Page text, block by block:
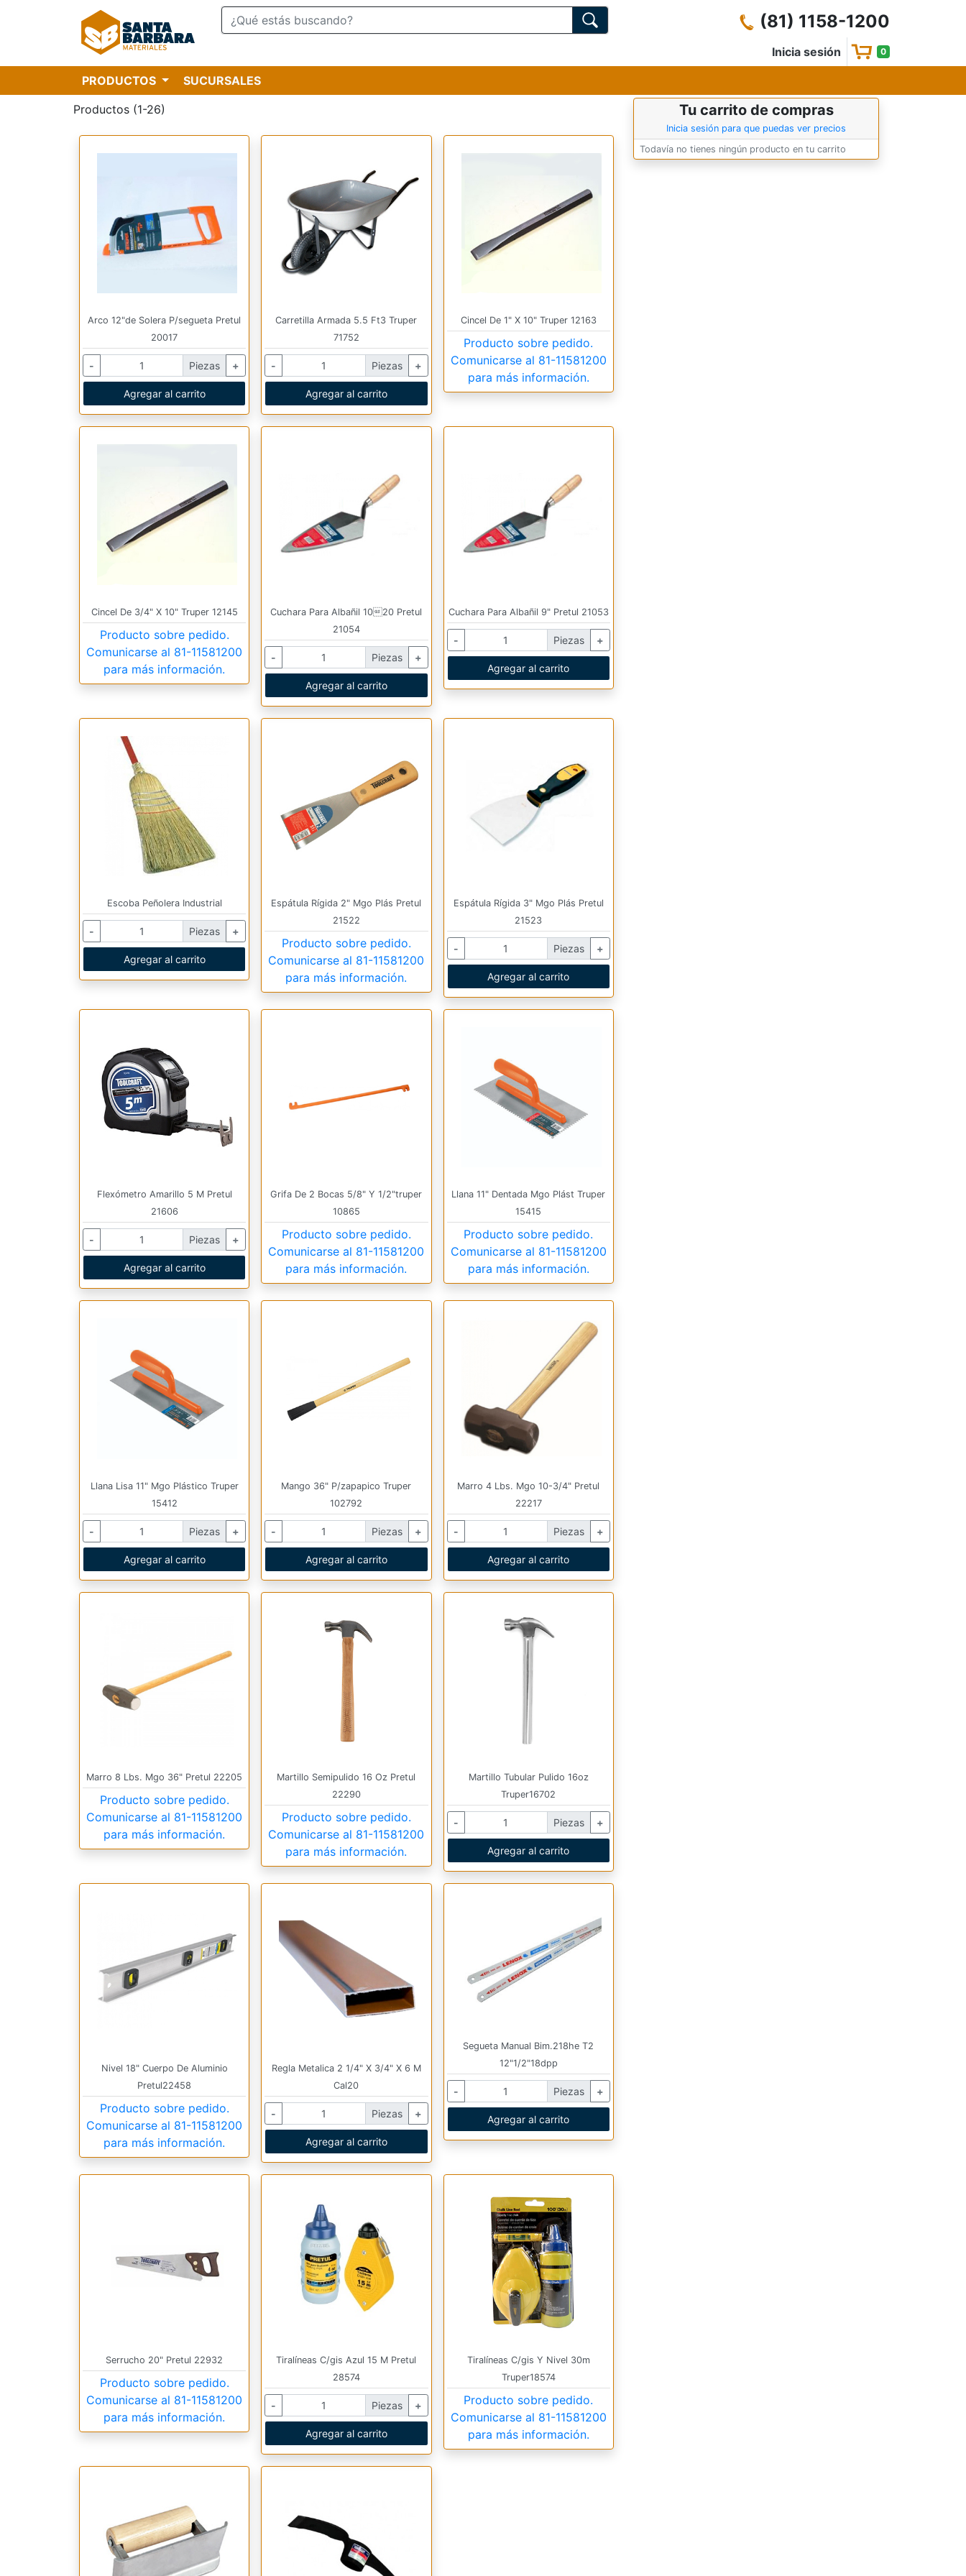
(81) 1158-1200
Inicia sesión 0
PRODUCTOS
SUCURSALES
Productos (1-26)
Arco 12"de Solera P/segueta Pretul
20017
- Piezas +
Agregar al carrito
Carretilla Armada 5.5 Ft3 Truper
71752
- Piezas +
Agregar al carrito
Cincel De 1" X 10" Truper 12163
Producto sobre pedido.
Comunicarse al 81-11581200
para más información.
Cincel De 3/4" X 10" Truper 12145
Producto sobre pedido.
Comunicarse al 81-11581200
para más información.
Cuchara Para Albañil 1020 Pretul
21054
- Piezas +
Agregar al carrito
Cuchara Para Albañil 9" Pretul 21053
- Piezas +
Agregar al carrito
Escoba Peñolera Industrial
- Piezas +
Agregar al carrito
Espátula Rígida 2" Mgo Plás Pretul
21522
Producto sobre pedido.
Comunicarse al 81-11581200
para más información.
Espátula Rígida 3" Mgo Plás Pretul
21523
- Piezas +
Agregar al carrito
Flexómetro Amarillo 5 M Pretul
21606
- Piezas +
Agregar al carrito
Grifa De 2 Bocas 5/8" Y 1/2"truper
10865
Producto sobre pedido.
Comunicarse al 81-11581200
para más información.
Llana 11" Dentada Mgo Plást Truper
15415
Producto sobre pedido.
Comunicarse al 81-11581200
para más información.
Llana Lisa 11" Mgo Plástico Truper
15412
- Piezas +
Agregar al carrito
Mango 36" P/zapapico Truper
102792
- Piezas +
Agregar al carrito
Marro 4 Lbs. Mgo 10-3/4" Pretul
22217
- Piezas +
Agregar al carrito
Marro 8 Lbs. Mgo 36" Pretul 22205
Producto sobre pedido.
Comunicarse al 81-11581200
para más información.
Martillo Semipulido 16 Oz Pretul
22290
Producto sobre pedido.
Comunicarse al 81-11581200
para más información.
Martillo Tubular Pulido 16oz
Truper16702
- Piezas +
Agregar al carrito
Nivel 18" Cuerpo De Aluminio
Pretul22458
Producto sobre pedido.
Comunicarse al 81-11581200
para más información.
Regla Metalica 2 1/4" X 3/4" X 6 M
Cal20
- Piezas +
Agregar al carrito
Segueta Manual Bim.218he T2
12"1/2"18dpp
- Piezas +
Agregar al carrito
Serrucho 20" Pretul 22932
Producto sobre pedido.
Comunicarse al 81-11581200
para más información.
Tiralíneas C/gis Azul 15 M Pretul
28574
- Piezas +
Agregar al carrito
Tiralíneas C/gis Y Nivel 30m
Truper18574
Producto sobre pedido.
Comunicarse al 81-11581200
para más información.
Tu carrito de compras
Inicia sesión para que puedas ver precios
Todavía no tienes ningún producto en tu carrito